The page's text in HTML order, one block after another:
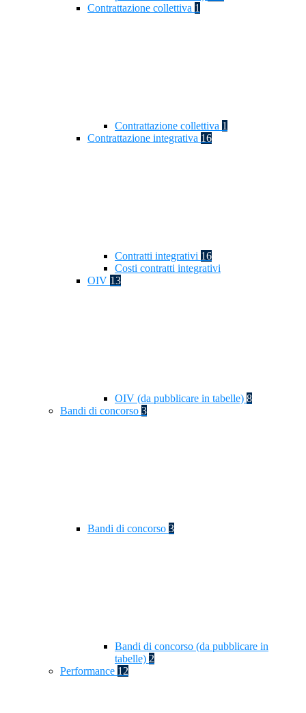
Contrattazione collettiva 1
Contrattazione collettiva 1
Contrattazione integrativa 16
Contratti integrativi 16
Costi contratti integrativi
OIV 13
OIV (da pubblicare in tabelle) 8
Bandi di concorso 3
Bandi di concorso 3
Bandi di concorso (da pubblicare in
tabelle) 2
Performance 12